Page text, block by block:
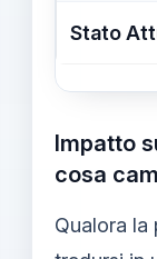
Stato
Impatto
cosa
Qualora la